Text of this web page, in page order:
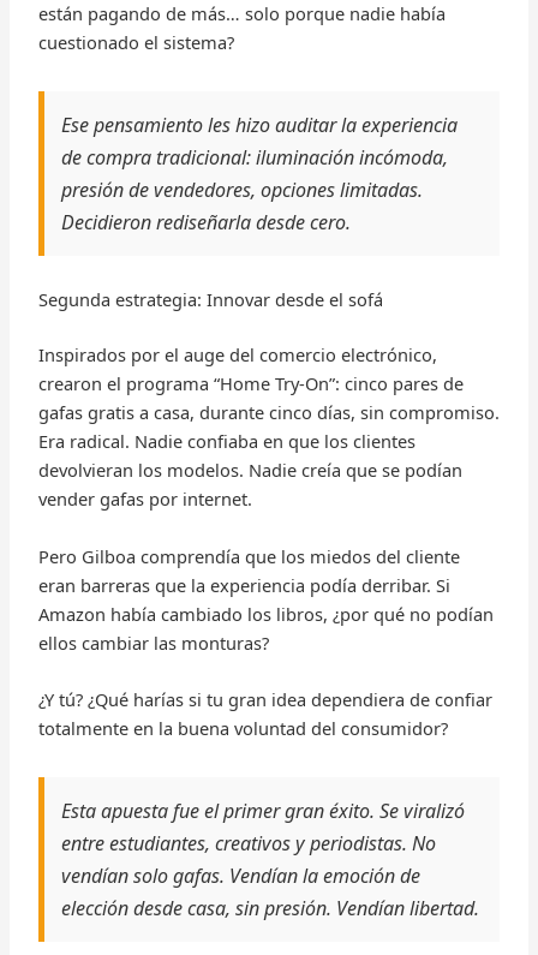
están pagando de más… solo porque nadie había
cuestionado el sistema?
Ese pensamiento les hizo auditar la experiencia
de compra tradicional: iluminación incómoda,
presión de vendedores, opciones limitadas.
Decidieron rediseñarla desde cero.
Segunda estrategia: Innovar desde el sofá
Inspirados por el auge del comercio electrónico,
crearon el programa “Home Try-On”: cinco pares de
gafas gratis a casa, durante cinco días, sin compromiso.
Era radical. Nadie confiaba en que los clientes
devolvieran los modelos. Nadie creía que se podían
vender gafas por internet.
Pero Gilboa comprendía que los miedos del cliente
eran barreras que la experiencia podía derribar. Si
Amazon había cambiado los libros, ¿por qué no podían
ellos cambiar las monturas?
¿Y tú? ¿Qué harías si tu gran idea dependiera de confiar
totalmente en la buena voluntad del consumidor?
Esta apuesta fue el primer gran éxito. Se viralizó
entre estudiantes, creativos y periodistas. No
vendían solo gafas. Vendían la emoción de
elección desde casa, sin presión. Vendían libertad.